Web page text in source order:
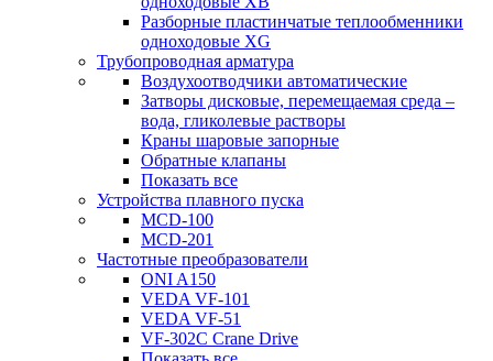
Разборные пластинчатые теплообменники
одноходовые ХG
Трубопроводная арматура
Воздухоотводчики автоматические
Затворы дисковые, перемещаемая среда –
вода, гликолевые растворы
Краны шаровые запорные
Обратные клапаны
Показать все
Устройства плавного пуска
MCD-100
MCD-201
Частотные преобразователи
ONI A150
VEDA VF-101
VEDA VF-51
VF-302C Crane Drive